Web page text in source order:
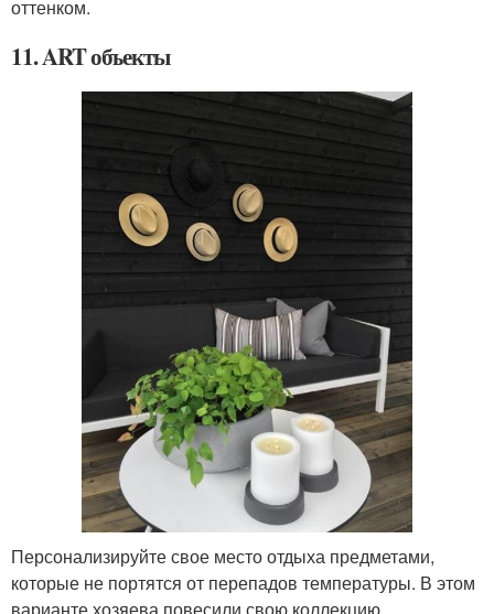
оттенком.
11. ART объекты
Персонализируйте свое место отдыха предметами,
которые не портятся от перепадов температуры. В этом
варианте хозяева повесили свою коллекцию